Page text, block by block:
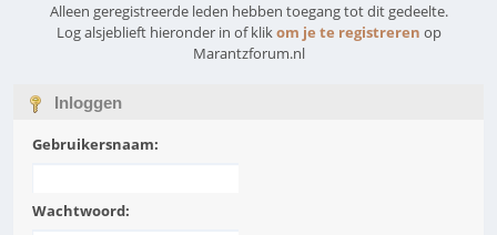
Alleen geregistreerde leden hebben toegang tot dit gedeelte.
Log alsjeblieft hieronder in of klikom je te registreren op
Marantzforum.nl
Inloggen
Gebruikersnaam:
Wachtwoord: